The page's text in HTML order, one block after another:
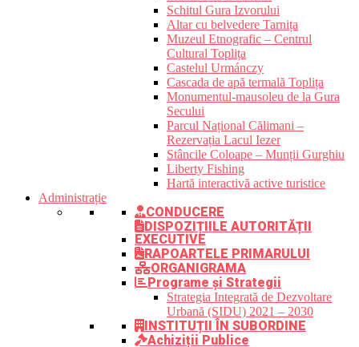
Schitul Gura Izvorului
Altar cu belvedere Tarnița
Muzeul Etnografic – Centrul
Cultural Toplița
Castelul Urmánczy
Cascada de apă termală Toplița
Monumentul-mausoleu de la Gura
Secului
Parcul Național Călimani –
Rezervația Lacul Iezer
Stâncile Coloape – Munții Gurghiu
Liberty Fishing
Hartă interactivă active turistice
Administrație
CONDUCERE
DISPOZIȚIILE AUTORITĂȚII
EXECUTIVE
RAPOARTELE PRIMARULUI
ORGANIGRAMA
Programe și Strategii
Strategia Integrată de Dezvoltare
Urbană (SIDU) 2021 – 2030
INSTITUȚII ÎN SUBORDINE
Achiziții Publice